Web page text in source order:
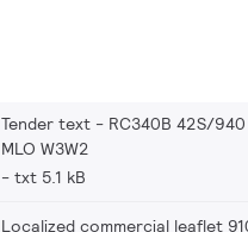
Tender text - RC340B 42S/940
MLO W3W2
txt 5.1 kB
Localized commercial leaflet